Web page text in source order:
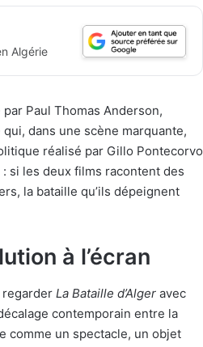
Algérie
par Paul Thomas Anderson,
dans une scène marquante,
réalisé par Gillo Pontecorvo
si les deux films racontent des
la bataille qu’ils dépeignent
à l’écran
regarder La Bataille d’Alger avec
contemporain entre la
comme un spectacle, un objet